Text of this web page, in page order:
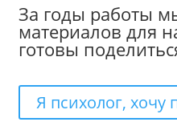
За годы работы
материалов для
готовы
Я психолог,